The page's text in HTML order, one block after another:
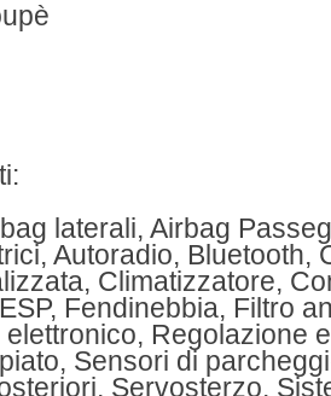
laterali, Airbag
Autoradio, Bluetooth,
Climatizzatore,
Fendinebbia, Filtro
Regolazione
Sensori di
Servosterzo,